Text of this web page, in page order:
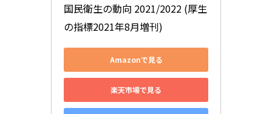
国民衛生の動向 2021/2022 (厚生
の指標2021年8月増刊)
Amazonで見る
楽天市場で見る